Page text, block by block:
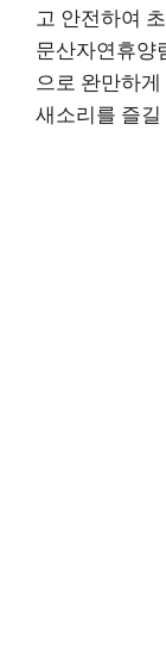
고 안전하여
문산자연휴양
으로 완만하
새소리를 즐